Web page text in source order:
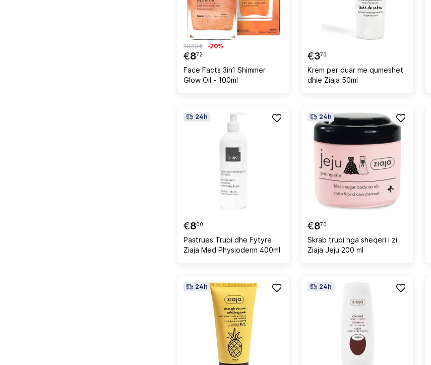
€872
10,90 € -20%
Face Facts 3in1 Shimmer
Glow Oil - 100ml
€370
Krem per duar me qumeshet
dhie Ziaja 50ml
24h
€800
Pastrues Trupi dhe Fytyre
Ziaja Med Physioderm 400ml
24h
€870
Skrab trupi nga sheqeri i zi
Ziaja Jeju 200 ml
24h 24h